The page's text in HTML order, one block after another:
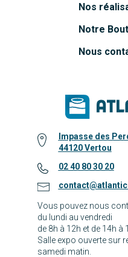
Nos
Notre
Nous
Impasse des
44120 Vertou
02 40 80 30 20
Vous pouvez nous
du lundi au vendredi
de 8h à 12h et de 14h à
Salle expo ouverte sur
samedi matin.